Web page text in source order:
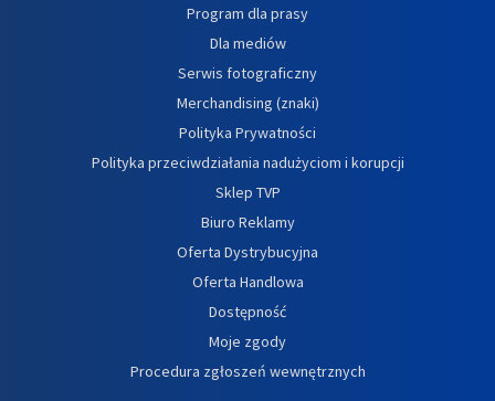
Program dla prasy
Dla mediów
Serwis fotograficzny
Merchandising (znaki)
Polityka Prywatności
Polityka przeciwdziałania nadużyciom i korupcji
Sklep TVP
Biuro Reklamy
Oferta Dystrybucyjna
Oferta Handlowa
Dostępność
Moje zgody
Procedura zgłoszeń wewnętrznych